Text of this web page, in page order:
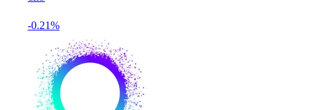
-0.21%